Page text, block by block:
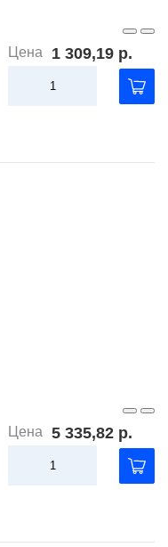
Цена 1 309,19 р.
Цена 5 335,82 р.